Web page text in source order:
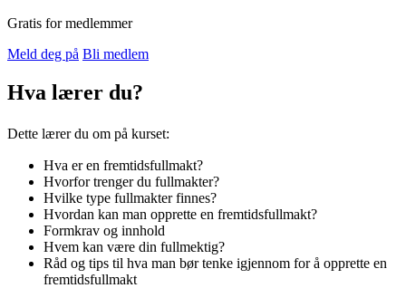
Gratis for medlemmer
Meld deg på Bli medlem
Hva lærer du?
Dette lærer du om på kurset:
Hva er en fremtidsfullmakt?
Hvorfor trenger du fullmakter?
Hvilke type fullmakter finnes?
Hvordan kan man opprette en fremtidsfullmakt?
Formkrav og innhold
Hvem kan være din fullmektig?
Råd og tips til hva man bør tenke igjennom for å opprette en
fremtidsfullmakt